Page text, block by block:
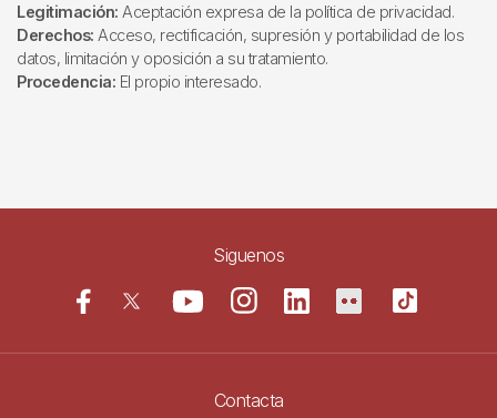
Legitimación: Aceptación expresa de la política de privacidad.
Derechos: Acceso, rectificación, supresión y portabilidad de los
datos, limitación y oposición a su tratamiento.
Procedencia: El propio interesado.
Siguenos
Contacta